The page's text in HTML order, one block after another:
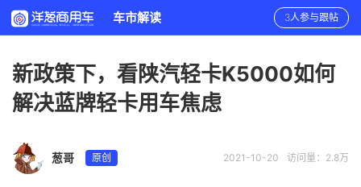
车市解读 3人参与跟帖
新政策下，看陕汽轻卡K5000如何
解决蓝牌轻卡用车焦虑
访问量：2.8万
2021-10-20
葱哥 原创